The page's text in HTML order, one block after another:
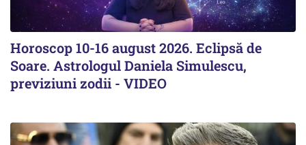
Horoscop 10-16 august 2026. Eclipsă de
Soare. Astrologul Daniela Simulescu,
previziuni zodii - VIDEO